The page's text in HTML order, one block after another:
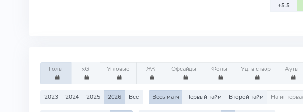
+5.5
Голы xG Угловые ЖК Офсайды Фолы Уд. в створ Ауты
2023 2024 2025 2026 Все Весь матч Первый тайм Второй тайм